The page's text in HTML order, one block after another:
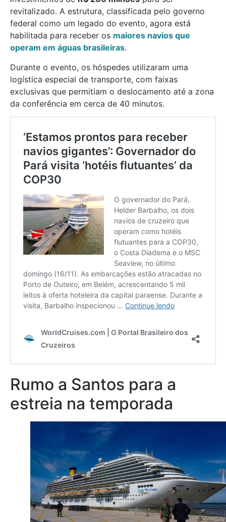
revitalizado. A estrutura, classificada pelo governo
federal como um legado do evento, agora está
habilitada para receber os maiores navios que
operam em águas brasileiras.
Durante o evento, os hóspedes utilizaram uma
logística especial de transporte, com faixas
exclusivas que permitiam o deslocamento até a zona
da conferência em cerca de 40 minutos.
Rumo a Santos para a
estreia na temporada